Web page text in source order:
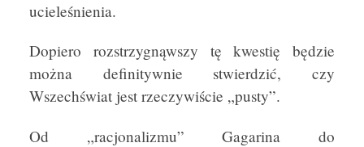
ucieleśnienia.
Dopiero rozstrzygnąwszy tę kwestię będzie
można definitywnie stwierdzić, czy
Wszechświat jest rzeczywiście „pusty”.
Od „racjonalizmu” Gagarina do